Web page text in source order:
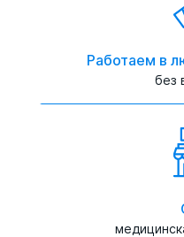
Работаем в
без